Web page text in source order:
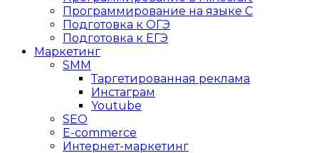
Программирование на языке C
Подготовка к ОГЭ
Подготовка к ЕГЭ
Маркетинг
SMM
Таргетированная реклама
Инстаграм
Youtube
SEO
E-сommerce
Интернет-маркетинг